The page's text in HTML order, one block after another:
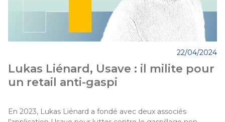
Lukas Liénard, Usave : il milite pour
un retail anti-gaspi
22/04/2024
En 2023, Lukas Liénard a fondé avec deux associés